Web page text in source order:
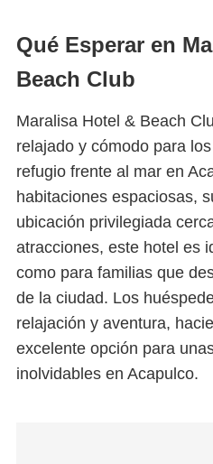
Qué Esperar en
Beach Club
Maralisa Hotel & Beach
relajado y cómodo para
refugio frente al mar en
habitaciones espaciosas,
ubicación privilegiada
atracciones, este hotel es
como para familias que
de la ciudad. Los
relajación y aventura,
excelente opción para
inolvidables en Acapulco.